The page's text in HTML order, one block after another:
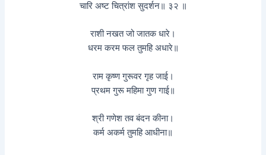
चारि अष्ट चित्रांश सुदर्शन॥ ३२ ॥
राशी नखत जो जातक धारे।
धरम करम फल तुमहि अधारे॥
राम कृष्ण गुरूवर गृह जाई।
प्रथम गुरू महिमा गुण गाई॥
श्री गणेश तव बंदन कीना।
कर्म अकर्म तुमहि आधीना॥